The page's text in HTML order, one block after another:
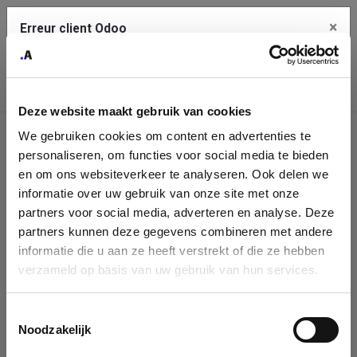
Deze website maakt gebruik van cookies
We gebruiken cookies om content en advertenties te
personaliseren, om functies voor social media te bieden
en om ons websiteverkeer te analyseren. Ook delen we
informatie over uw gebruik van onze site met onze
partners voor social media, adverteren en analyse. Deze
partners kunnen deze gegevens combineren met andere
informatie die u aan ze heeft verstrekt of die ze hebben
verzameld op basis van uw gebruik van hun services.
Noodzakelijk
Identification
de
l'entreprise
Please fill in your company details
form. If you don't find your company in our database, you can create
a new company record with the button below.
Erreur client Odoo ×
Une erreur s'est produite
Utilisez le bouton Copier pour reporter cette erreur à votre
service de support.
Voir les détails
Ok